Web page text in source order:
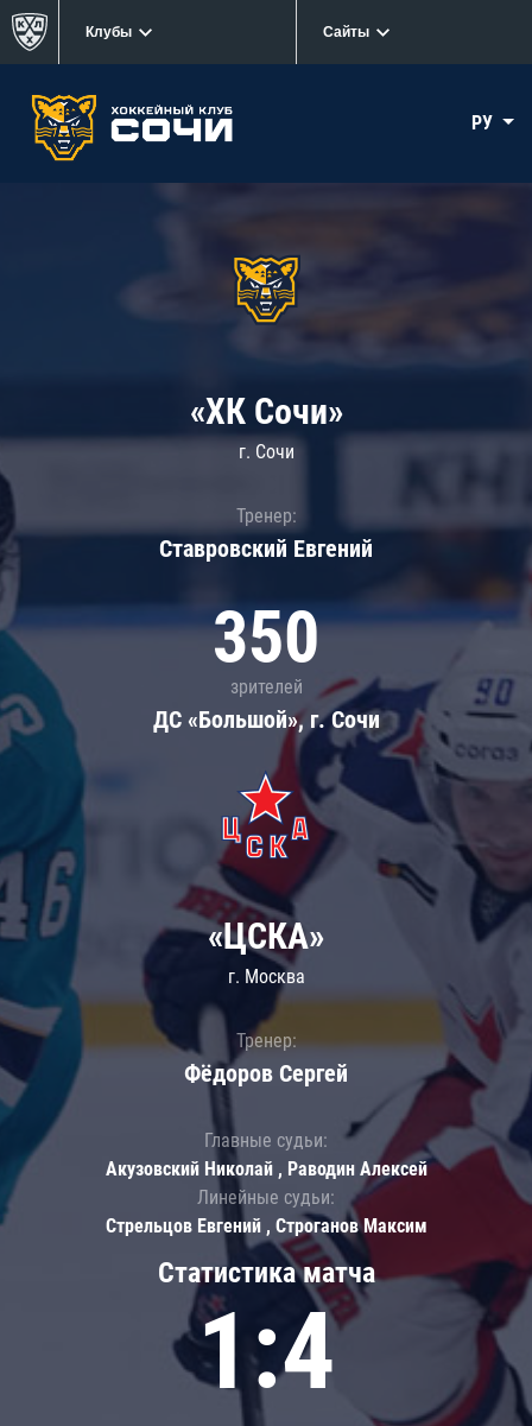
Клубы Сайты
РУ
«ХК Сочи»
г. Сочи
Тренер:
Ставровский Евгений
350
зрителей
ДС «Большой», г. Сочи
Статистика матча
1:4
«ЦСКА»
г. Москва
Тренер:
Фёдоров Сергей
Главные судьи:
Акузовский Николай , Раводин Алексей
Линейные судьи:
Стрельцов Евгений , Строганов Максим